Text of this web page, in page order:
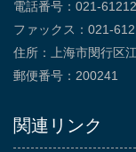
電話番号：021-
ファックス：021-
住所：上海市閔行区
郵便番号：200241
関連リンク